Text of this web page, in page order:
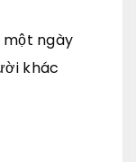
một ngày
khác